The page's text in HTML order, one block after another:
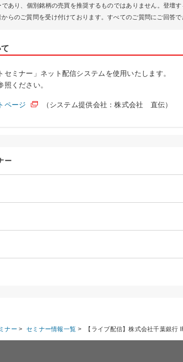
あり、個別銘柄の売買を推奨するものではありません。登壇
らのご質問を受け付けております。すべてのご質問にご回答
ミナー」ネット配信システムを使用いたします。
ください。
ページ （システム提供会社：株式会社 直伝）
ー
ナー > セミナー情報一覧 > 【ライブ配信】株式会社千葉銀行